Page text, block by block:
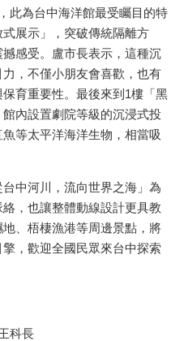
此為台中海洋館最受矚目的特
展示」，突破傳統隔離方
感受。盧市長表示，這種沉
，不僅小朋友會喜歡，也有
育重要性。最後來到 1樓「黑
內設置劇院等級的沉浸式投
等太平洋海洋生物，相當吸
中河川，流向世界之海」為
，也讓整體動線設計更具教
、梧棲漁港等周邊景點，將
，歡迎全國民眾來台中探索
科長